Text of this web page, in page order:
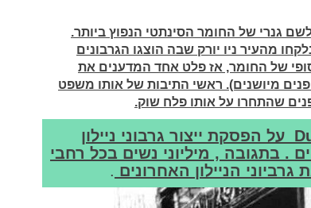
גנרי של החומר הסינתטי הנפוץ ביותר.
מהעיר ניו יורק שבה הוצגו הגרבונים
של החומר, אז פלט אחד המדענים את
מיושנים). ראשי התיבות של אותו משפט
שהתחרו על אותו פלח שוק.
ב15 בדצמבר 1941 הודיעה חברת דופנט DuPont על הפסקת ייצור גרבוני ניילון
. בתגובה , מיליוני נשים בכל רחבי
הניילון האחרונים .